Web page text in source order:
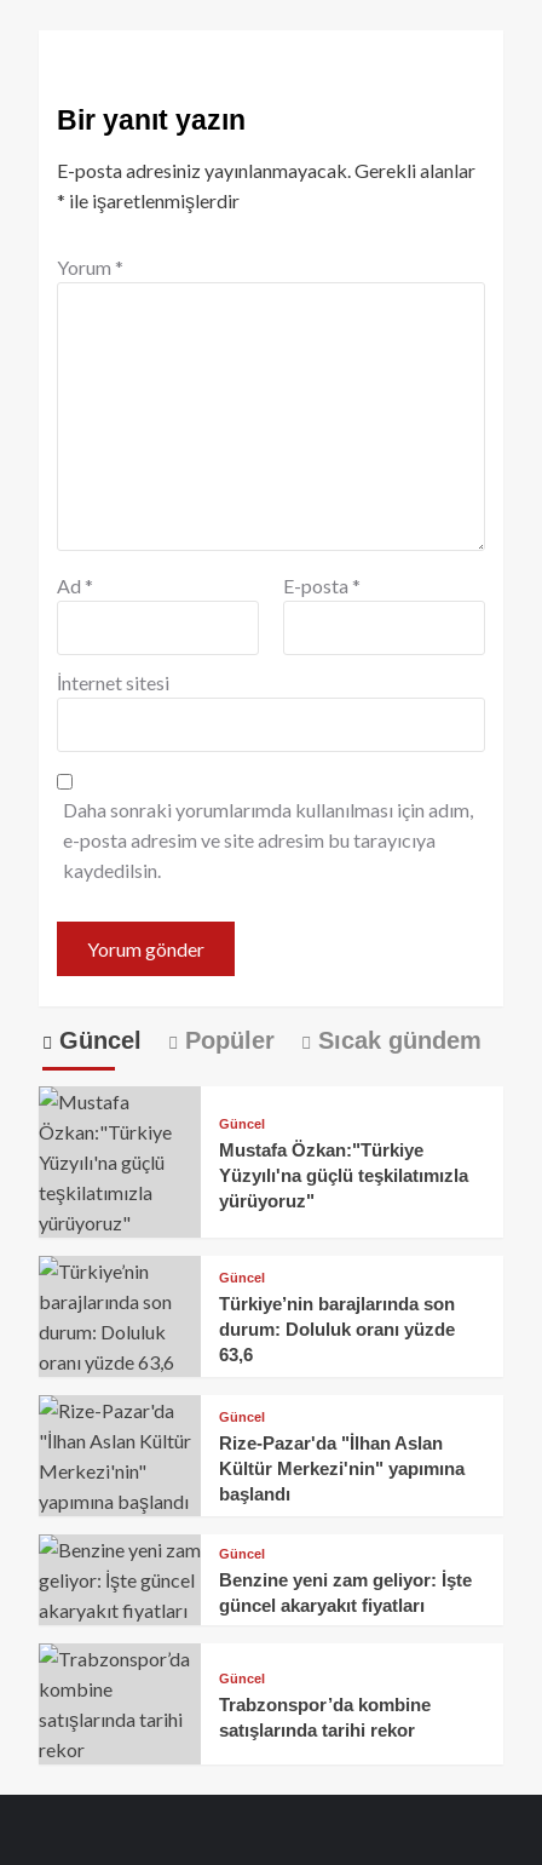
Bir yanıt yazın
E-posta adresiniz yayınlanmayacak.Gerekli alanlar
* ile işaretlenmişlerdir
Yorum *
Ad * E-posta *
İnternet sitesi
Daha sonraki yorumlarımda kullanılması için adım,
e-posta adresim ve site adresim bu tarayıcıya
kaydedilsin.
Güncel Popüler Sıcak gündem
Güncel
Mustafa Özkan:"Türkiye
Yüzyılı'na güçlü teşkilatımızla
yürüyoruz"
Güncel
Türkiye’nin barajlarında son
durum: Doluluk oranı yüzde
63,6
Güncel
Rize-Pazar'da "İlhan Aslan
Kültür Merkezi'nin" yapımına
başlandı
Güncel
Benzine yeni zam geliyor: İşte
güncel akaryakıt fiyatları
Güncel
Trabzonspor’da kombine
satışlarında tarihi rekor